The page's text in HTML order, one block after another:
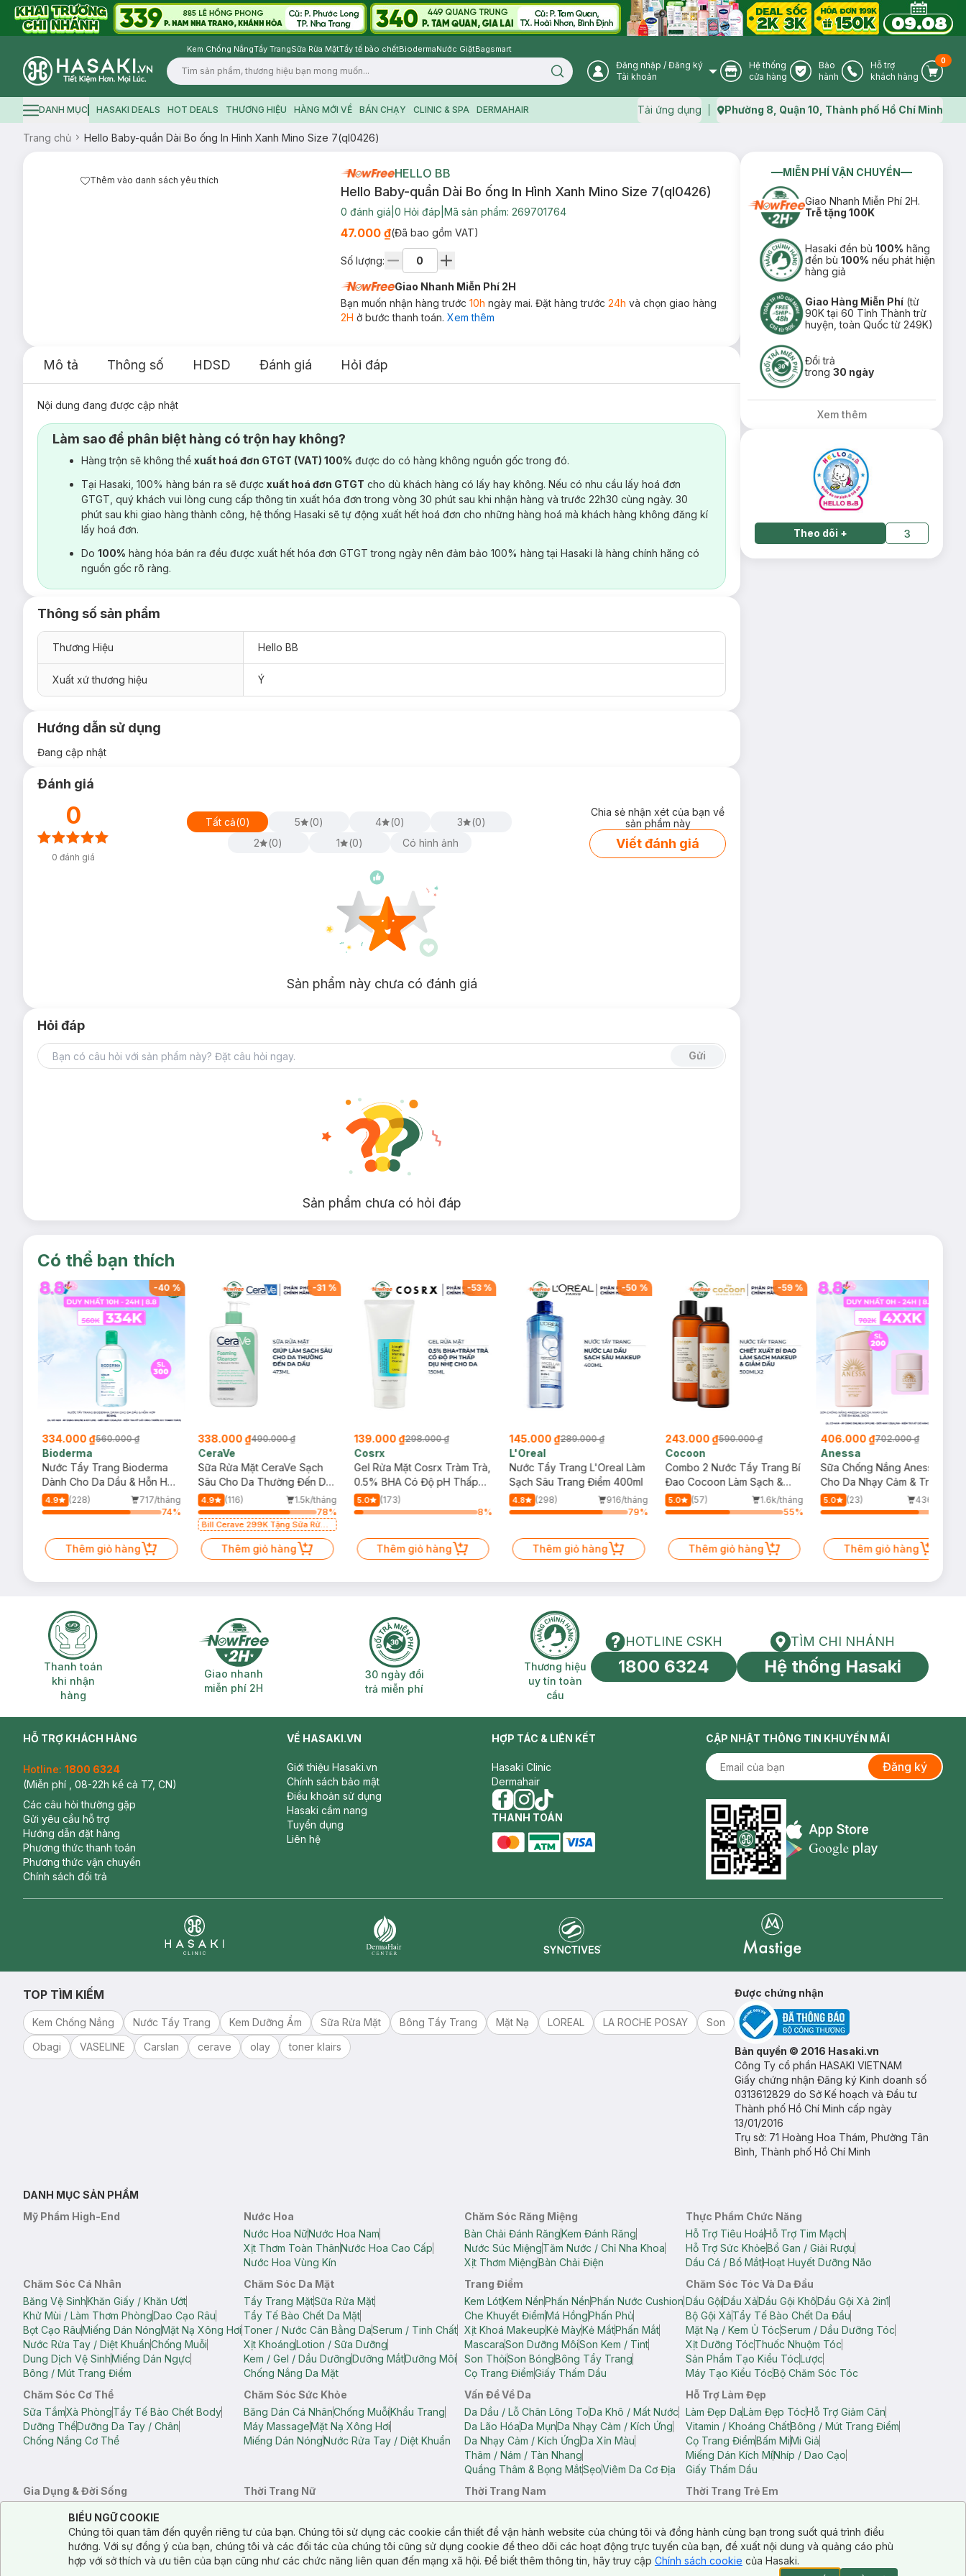
Kem Chống NắngTẩy TrangSữa Rửa MặtTẩy tế bào chếtBiodermaNước GiặtBagsmart
Logo
Search icon User Icon
Đăng nhập / Đăng ký
Tài khoản
Store Icon
Hệ thống
cửa hàng
Warranty Icon
Bảo
hành
Phone Icon
Hỗ trợ
khách hàng
Cart
0
Hamburger icon
DANH MỤC HASAKI DEALS HOT DEALS THƯƠNG HIỆU HÀNG MỚI VỀ BÁN CHẠY CLINIC & SPA DERMAHAIR Tải ứng dụng Map icon
Phường 8, Quận 10, Thành phố Hồ Chí Minh
Trang chủ Hello Baby-quần Dài Bo ống In Hình Xanh Mino Size 7(ql0426)
Thêm vào danh sách yêu thích HELLO BB
Hello Baby-quần Dài Bo ống In Hình Xanh Mino Size 7(ql0426)
0 đánh giá 0 Hỏi đáp Mã sản phẩm: 269701764
47.000 ₫(Đã bao gồm VAT)
Số lượng:
Giao Nhanh Miễn Phí 2H
Bạn muốn nhận hàng trước 10h ngày mai. Đặt hàng trước 24h và chọn giao hàng
2H ở bước thanh toán. Xem thêm
Mô tả Thông số HDSD Đánh giá Hỏi đáp
Nội dung đang được cập nhật
Làm sao để phân biệt hàng có trộn hay không?
Hàng trộn sẽ không thể xuất hoá đơn GTGT (VAT) 100% được do có hàng không nguồn gốc trong đó.
Tại Hasaki, 100% hàng bán ra sẽ được xuất hoá đơn GTGT cho dù khách hàng có lấy hay không. Nếu có nhu cầu lấy hoá đơn
GTGT, quý khách vui lòng cung cấp thông tin xuất hóa đơn trong vòng 30 phút sau khi nhận hàng và trước 22h30 cùng ngày. 30
phút sau khi giao hàng thành công, hệ thống Hasaki sẽ tự động xuất hết hoá đơn cho những hàng hoá mà khách hàng không đăng kí
lấy hoá đơn.
Do 100% hàng hóa bán ra đều được xuất hết hóa đơn GTGT trong ngày nên đảm bảo 100% hàng tại Hasaki là hàng chính hãng có
nguồn gốc rõ ràng.
Thông số sản phẩm
Thương Hiệu Hello BB
Xuất xứ thương hiệu Ý
Hướng dẫn sử dụng
Đang cập nhật
Đánh giá
0
0 đánh giá
Tất cả(0) 5 (0) 4 (0) 3 (0)
2
(0) 1 (0) Có hình ảnh
Chia sẻ nhận xét của bạn về
sản phẩm này
Viết đánh giá
Sản phẩm này chưa có đánh giá
Hỏi đáp
Gửi
Sản phẩm chưa có hỏi đáp
MIỄN PHÍ VẬN CHUYỂN
Giao Nhanh Miễn Phí 2H.
Trễ tặng 100K
Hasaki đền bù100% hãng
đền bù100% nếu phát hiện
hàng giả
Giao Hàng Miễn Phí (từ
90K tại 60 Tỉnh Thành trừ
huyện, toàn Quốc từ 249K)
Đổi trả
trong30 ngày
Xem thêm
Theo dõi + 3
Có thể bạn thích
-40 %
334.000 ₫560.000 ₫
Bioderma
Nước Tẩy Trang Bioderma
Dành Cho Da Dầu & Hỗn Hợp
500ml
4.9 (228)
717/tháng
74%
Thêm giỏ hàng
-31 %
338.000 ₫490.000 ₫
CeraVe
Sữa Rửa Mặt CeraVe Sạch
Sâu Cho Da Thường Đến Da
Dầu 473ml
4.9 (116)
1.5k/tháng
78%
Bill Cerave 299K Tặng Sữa Rửa
Thêm giỏ hàng
-53%
139.000 ₫298.000 ₫
Cosrx
Gel Rửa Mặt Cosrx Tràm Trà,
0.5% BHA Có Độ pH Thấp
150ml
5.0
(173)
8%
Thêm giỏ hàng
-50 %
145.000 ₫289.000 ₫
L'Oreal
Nước Tẩy Trang L'Oreal Làm
Sạch Sâu Trang Điểm 400ml
4.8 (298)
916/tháng
79%
Thêm giỏ hàng
-59%
243.000 ₫590.000 ₫
Cocoon
Combo 2 Nước Tẩy Trang Bí
Đao Cocoon Làm Sạch &
Giảm Dầu 500ml
5.0 (57)
1.6k/tháng
55%
Thêm giỏ hàng
406.000 ₫702.000 ₫
Anessa
Sữa Chống Nắng Anessa
Cho Da Nhạy Cảm & Trẻ Em
60ml (Mới)
5.0 (23)
436/tháng
Thêm giỏ hàng
Thanh toán khi nhận hàng
Thanh toán
khi nhận
hàng
Giao nhanh miễn phí 2H
Giao nhanh
miễn phí 2H
30 ngày đổi trả miễn phí
30 ngày đổi
trả miễn phí
Thương hiệu uy tín toàn cầu
Thương hiệu
uy tín toàn
cầu
HOTLINE CSKH
HOTLINE CSKH
1800 6324
Tìm chi nhánh
TÌM CHI NHÁNH
Hệ thống Hasaki
HỖ TRỢ KHÁCH HÀNG
Hotline: 1800 6324
(Miễn phí , 08-22h kể cả T7, CN)
Các câu hỏi thường gặp
Gửi yêu cầu hỗ trợ
Hướng dẫn đặt hàng
Phương thức thanh toán
Phương thức vận chuyển
Chính sách đổi trả
VỀ HASAKI.VN
Giới thiệu Hasaki.vn
Chính sách bảo mật
Điều khoản sử dụng
Hasaki cẩm nang
Tuyển dụng
Liên hệ
HỢP TÁC & LIÊN KẾT
Hasaki Clinic
Dermahair
facebook
instagram
tiktok
THANH TOÁN
CẬP NHẬT THÔNG TIN KHUYẾN MÃI
Đăng ký
Appstore icon
TOP TÌM KIẾM
Kem Chống Nắng Nước Tẩy Trang Kem Dưỡng Ẩm Sữa Rửa Mặt Bông Tẩy Trang Mặt Nạ LOREAL LA ROCHE POSAY
Son
Obagi
VASELINE Carslan cerave olay toner klairs
Được chứng nhận
Bản quyền © 2016 Hasaki.vn
Công Ty cổ phần HASAKI VIETNAM
Giấy chứng nhận Đăng ký Kinh doanh số
0313612829 do Sở Kế hoạch và Đầu tư
Thành phố Hồ Chí Minh cấp ngày
13/01/2016
Trụ sở: 71 Hoàng Hoa Thám, Phường Tân
Bình, Thành phố Hồ Chí Minh
DANH MỤC SẢN PHẨM
Mỹ Phẩm High-End
Nước Hoa
Nước Hoa NữNước Hoa Nam
Xịt Thơm Toàn ThânNước Hoa Cao Cấp
Nước Hoa Vùng Kín
Chăm Sóc Răng Miệng
Bàn Chải Đánh RăngKem Đánh Răng
Nước Súc MiệngTăm Nước / Chỉ Nha Khoa
Xịt Thơm MiệngBàn Chải Điện
Thực Phẩm Chức Năng
Hỗ Trợ Tiêu HoáHỗ Trợ Tim Mạch
Hỗ Trợ Sức KhỏeBổ Gan / Giải Rượu
Dầu Cá / Bổ MắtHoạt Huyết Dưỡng Não
Chăm Sóc Cá Nhân
Băng Vệ SinhKhăn Giấy / Khăn Ướt
Khử Mùi / Làm Thơm PhòngDao Cạo Râu
Bọt Cạo RâuMiếng Dán NóngMặt Nạ Xông Hơi
Nước Rửa Tay / Diệt KhuẩnChống Muỗi
Dung Dịch Vệ SinhMiếng Dán Ngực
Bông / Mút Trang Điểm
Chăm Sóc Da Mặt
Tẩy Trang MặtSữa Rửa Mặt
Tẩy Tế Bào Chết Da Mặt
Toner / Nước Cân Bằng DaSerum / Tinh Chất
Xịt KhoángLotion / Sữa Dưỡng
Kem / Gel / Dầu DưỡngDưỡng MắtDưỡng Môi
Chống Nắng Da Mặt
Trang Điểm
Kem LótKem NềnPhấn NềnPhấn Nước Cushion
Che Khuyết ĐiểmMá HồngPhấn Phủ
Xịt Khoá MakeupKẻ MàyKẻ MắtPhấn Mắt
MascaraSon Dưỡng MôiSon Kem / Tint
Son ThỏiSon BóngBông Tẩy Trang
Cọ Trang ĐiểmGiấy Thấm Dầu
Chăm Sóc Tóc Và Da Đầu
Dầu GộiDầu XảDầu Gội KhôDầu Gội Xả 2in1
Bộ Gội XảTẩy Tế Bào Chết Da Đầu
Mặt Nạ / Kem Ủ TócSerum / Dầu Dưỡng Tóc
Xịt Dưỡng TócThuốc Nhuộm Tóc
Sản Phẩm Tạo Kiểu TócLược
Máy Tạo Kiểu TócBộ Chăm Sóc Tóc
Chăm Sóc Cơ Thể
Sữa TắmXà PhòngTẩy Tế Bào Chết Body
Dưỡng ThểDưỡng Da Tay / Chân
Chống Nắng Cơ Thể
Chăm Sóc Sức Khỏe
Băng Dán Cá NhânChống MuỗiKhẩu Trang
Máy MassageMặt Nạ Xông Hơi
Miếng Dán NóngNước Rửa Tay / Diệt Khuẩn
Vấn Đề Về Da
Da Dầu / Lỗ Chân Lông ToDa Khô / Mất Nước
Da Lão HóaDa MụnDa Nhạy Cảm / Kích Ứng
Da Nhạy Cảm / Kích ỨngDa Xỉn Màu
Thâm / Nám / Tàn Nhang
Quầng Thâm & Bọng MắtSẹoViêm Da Cơ Địa
Hỗ Trợ Làm Đẹp
Làm Đẹp DaLàm Đẹp TócHỗ Trợ Giảm Cân
Vitamin / Khoáng ChấtBông / Mút Trang Điểm
Cọ Trang ĐiểmBấm MiMi Giả
Miếng Dán Kích MíNhíp / Dao Cạo
Giấy Thấm Dầu
Gia Dụng & Đời Sống
Bông Tắm / Phụ Kiện Tắm
Phụ Kiện Điện Thoại Quạt Cầm Tay / Quạt Mini
Khử Mùi / Làm Thơm PhòngNước GiặtNước Xả
Thời Trang Nữ
Quần Lót NữQuần Short Nữ
Thời Trang Nam
Thời Trang Trẻ Em
Túi Xách
Cookie Consent
Notice about cookies usage
BIỂU NGỮ COOKIE
Chúng tôi quan tâm đến quyền riêng tư của bạn. Chúng tôi sử dụng các cookie cần thiết để vận hành website của chúng tôi và đồng hành cùng bạn trong suốt quá trình điều
hướng. Với sự đồng ý của bạn, chúng tôi và các đối tác của chúng tôi cũng sử dụng cookie để theo dõi các hoạt động trực tuyến của bạn, đề xuất nội dung và quảng cáo phù
hợp với sở thích và ưu tiên của bạn cũng như các chức năng liên quan đến mạng xã hội. Để biết thêm thông tin, hãy truy cập Chính sách cookie của Hasaki.